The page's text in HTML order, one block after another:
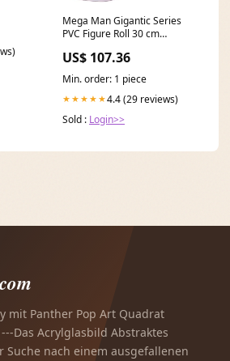
Mega Man Gigantic Series
PVC Figure Roll 30 cm
US$ 107.36
Min. order: 1 piece
★★★★★4.4 (29 reviews)
Sold : Login>>
mit Panther Pop Art Quadrat
Das Acrylglasbild Abstraktes
Suche nach einem ausgefallenen